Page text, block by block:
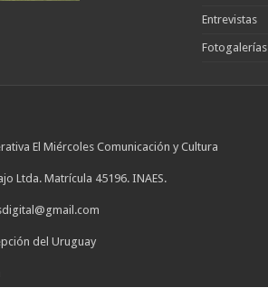
Entrevistas
Fotogalerías
El Miércoles Comunicación y Cultura
Ltda. Matrícula 45196. INAES.
del Uruguay